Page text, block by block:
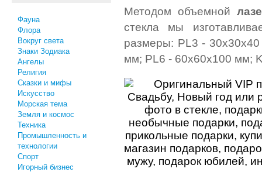
Фауна
Флора
Вокруг света
Знаки Зодиака
Ангелы
Религия
Сказки и мифы
Искусство
Морская тема
Земля и космос
Техника
Промышленность и
технологии
Спорт
Игорный бизнес
Методом объемной
стекла мы
размеры: PL3 -
мм; PL6 - 60x60x100 мм;